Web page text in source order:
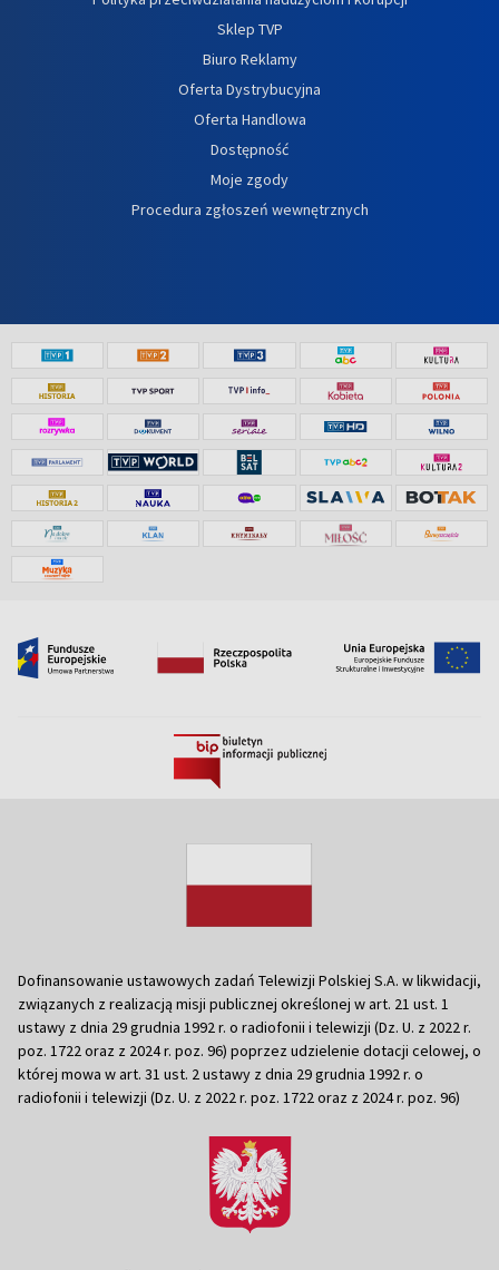
Sklep TVP
Biuro Reklamy
Oferta Dystrybucyjna
Oferta Handlowa
Dostępność
Moje zgody
Procedura zgłoszeń wewnętrznych
Dofinansowanie ustawowych zadań Telewizji Polskiej S.A. w likwidacji,
związanych z realizacją misji publicznej określonej w art. 21 ust. 1
ustawy z dnia 29 grudnia 1992 r. o radiofonii i telewizji (Dz. U. z 2022 r.
poz. 1722 oraz z 2024 r. poz. 96) poprzez udzielenie dotacji celowej, o
której mowa w art. 31 ust. 2 ustawy z dnia 29 grudnia 1992 r. o
radiofonii i telewizji (Dz. U. z 2022 r. poz. 1722 oraz z 2024 r. poz. 96)